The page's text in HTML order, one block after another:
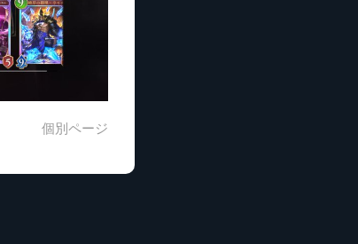
個別ページ